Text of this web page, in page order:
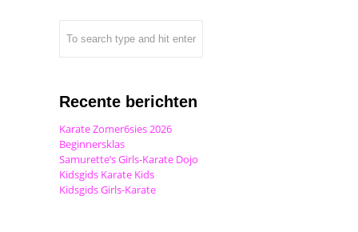
Recente berichten
Karate Zomer6sies 2026
Beginnersklas
Samurette’s Girls-Karate Dojo
Kidsgids Karate Kids
Kidsgids Girls-Karate